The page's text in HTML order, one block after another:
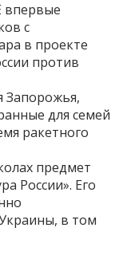
впервые
с
в проекте
против
Запорожья,
для семей
ракетного
предмет
России». Его
в том